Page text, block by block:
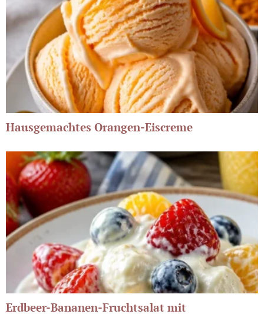
Hausgemachtes Orangen-Eiscreme
Erdbeer-Bananen-Fruchtsalat mit